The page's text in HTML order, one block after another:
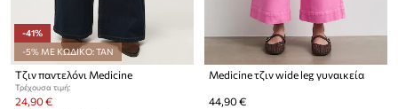
-41%
-5% ΜΕ ΚΩΔΙΚΟ: TAN
Τζιν παντελόνι Medicine
Τρέχουσα τιμή:
24,90 €
Medicine τζιν wide leg γυναικεία
44,90 €